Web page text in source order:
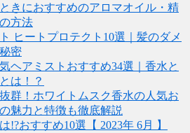
きにおすすめのアロマオイル・精
方法
ヒートプロテクト10選｜髪のダメ
密
ヘアミストおすすめ34選｜香水と
は！？
群！ホワイトムスク香水の人気お
魅力と特徴も徹底解説
!?おすすめ10選【 2023年 6月 】